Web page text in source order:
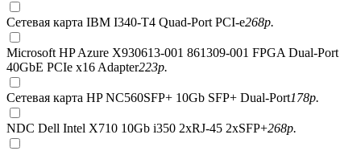
Сетевая карта IBM I340-T4 Quad-Port PCI-e268р.
Microsoft HP Azure X930613-001 861309-001 FPGA Dual-Port
40GbE PCIe x16 Adapter223р.
Сетевая карта HP NC560SFP+ 10Gb SFP+ Dual-Port178р.
NDC Dell Intel X710 10Gb i350 2xRJ-45 2xSFP+268р.